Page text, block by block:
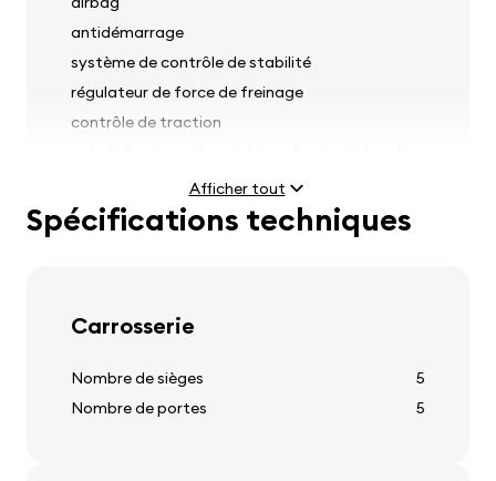
antidémarrage
système de contrôle de stabilité
régulateur de force de freinage
contrôle de traction
réglage de l'orientation des phares
Afficher tout
Spécifications techniques
Carrosserie
Nombre de sièges
5
Nombre de portes
5